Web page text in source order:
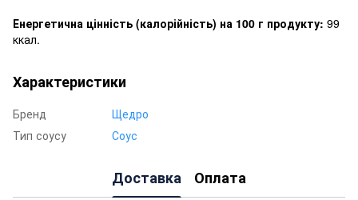
Енергетична цінність (калорійність) на 100 г продукту: 99
ккал.
Характеристики
Бренд
Щедро
Тип соусу
Соус
Доставка Оплата